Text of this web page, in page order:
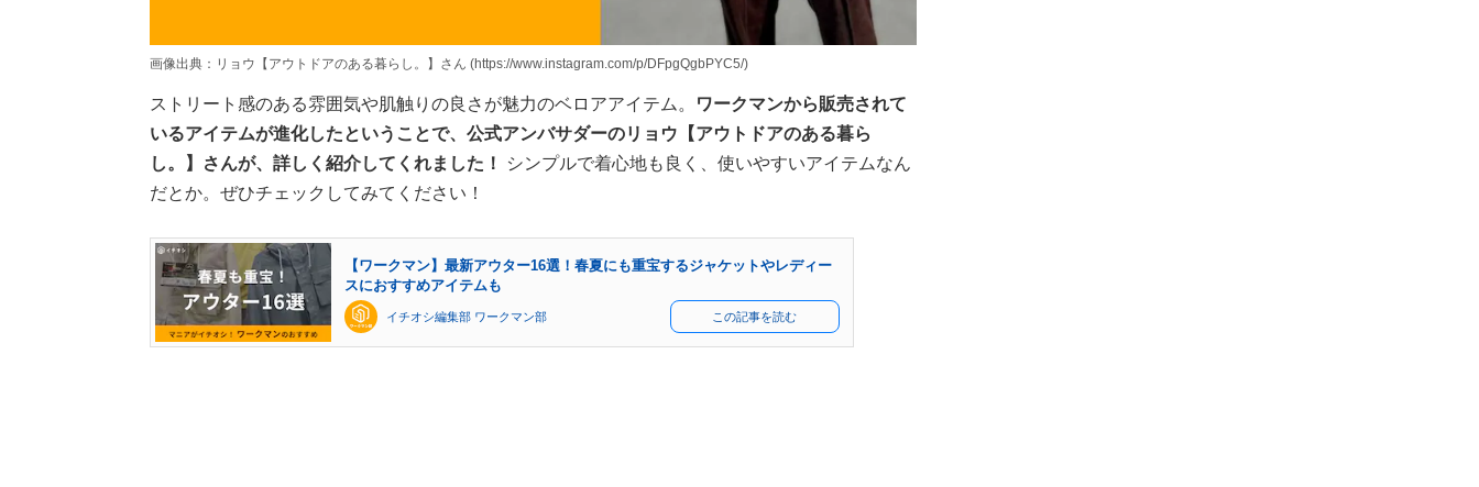
画像出典：リョウ【アウトドアのある暮らし。】さん (https://www.instagram.com/p/DFpgQgbPYC5/)
ストリート感のある雰囲気や肌触りの良さが魅力のベロアアイテム。
ワークマンから販売されて
いるアイテムが進化したということで、公式アンバサダーのリョウ【アウトドアのある暮ら
し。】さんが、詳しく紹介してくれました！
シンプルで着心地も良く、使いやすいアイテムなん
だとか。ぜひチェックしてみてください！
【ワークマン】最新アウター16選！春夏にも重宝するジャケットやレディー
スにおすすめアイテムも
イチオシ編集部 ワークマン部 この記事を読む